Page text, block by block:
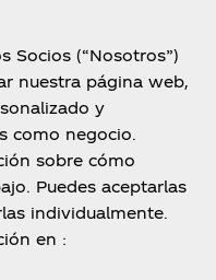
Socios (“Nosotros”)
nuestra página web,
y
como negocio.
sobre cómo
Puedes aceptarlas
individualmente.
en :